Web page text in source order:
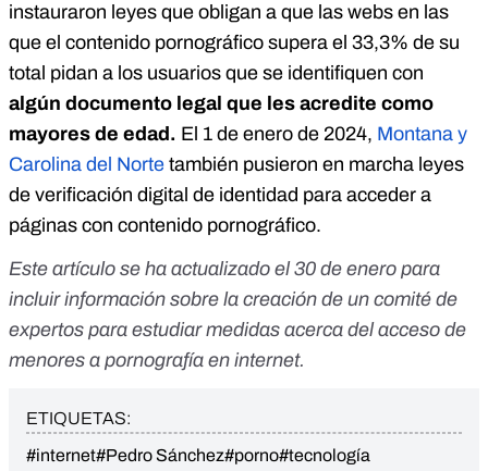
instauraron leyes que obligan a que las webs en las
que el contenido pornográfico supera el 33,3% de su
total pidan a los usuarios que se identifiquen con
algún documento legal que les acredite como
mayores de edad. El 1 de enero de 2024, Montana y
Carolina del Norte también pusieron en marcha leyes
de verificación digital de identidad para acceder a
páginas con contenido pornográfico.
Este artículo se ha actualizado el 30 de enero para
incluir información sobre la creación de un comité de
expertos para estudiar medidas acerca del acceso de
menores a pornografía en internet.
ETIQUETAS:
#internet#Pedro Sánchez#porno#tecnología